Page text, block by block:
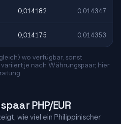
0,014182 0,014347
0,014175 0,014353
wo verfügbar, sonst
je nach Währungspaar; hier
PHP/EUR
wie viel ein Philippinischer